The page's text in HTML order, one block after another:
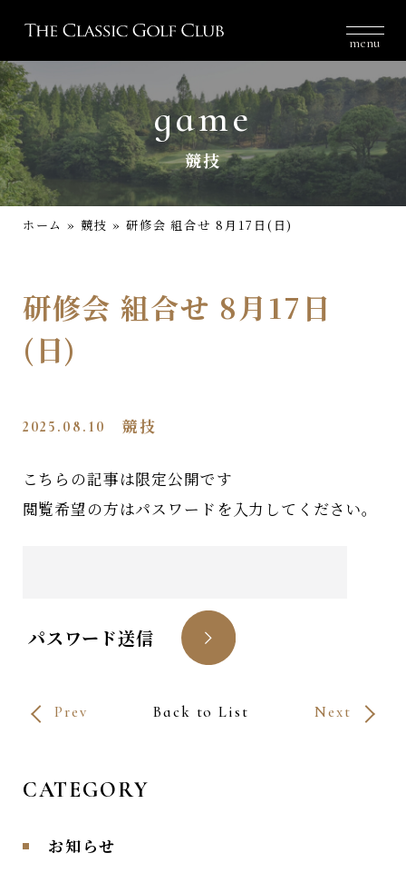
menu
game
競技
ホーム » 競技 » 研修会 組合せ 8月17日(日)
研修会 組合せ 8月17日
(日)
2025.08.10 競技
こちらの記事は限定公開です
閲覧希望の方はパスワードを入力してください。
パスワード送信
Prev Back to List Next
CATEGORY
お知らせ